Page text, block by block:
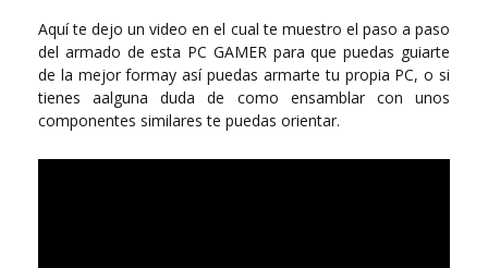
Aquí te dejo un video en el cual te muestro el paso a paso
del armado de esta PC GAMER para que puedas guiarte
de la mejor formay así puedas armarte tu propia PC, o si
tienes aalguna duda de como ensamblar con unos
componentes similares te puedas orientar.